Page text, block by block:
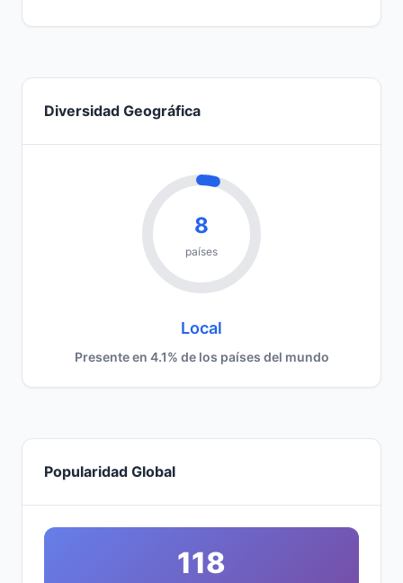
Diversidad Geográfica
8
países
Local
Presente en 4.1% de los países del mundo
Popularidad Global
118